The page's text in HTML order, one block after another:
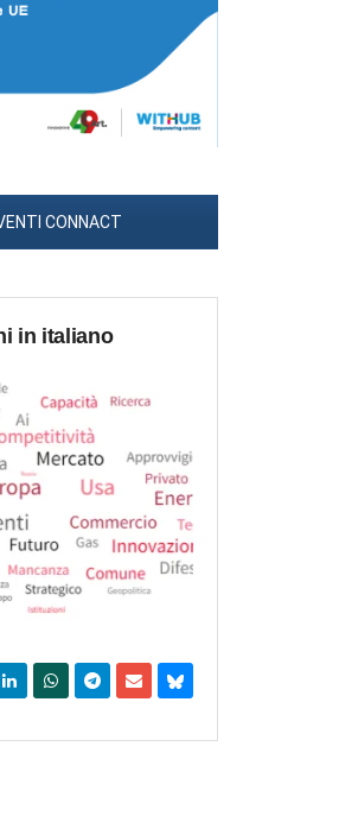
CONNACT
in italiano